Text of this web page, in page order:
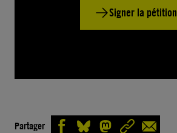
Signer la pétition
Partager